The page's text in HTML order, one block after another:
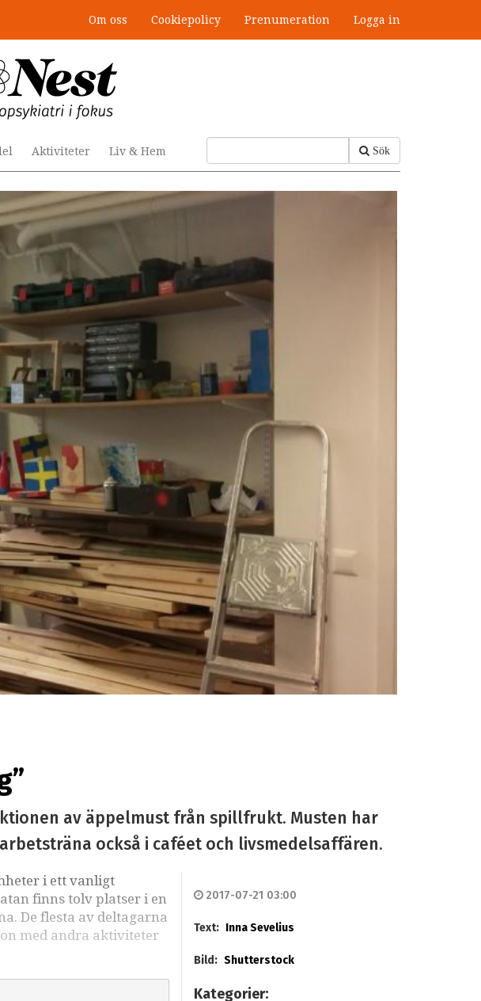
Om oss Cookiepolicy Prenumeration Logga in
Sök
Aktiviteter Liv & Hem
av äppelmust från spillfrukt. Musten har
också i caféet och livsmedelsaffären.
i ett vanligt
finns tolv platser i en
De flesta av deltagarna
med andra aktiviteter
2017-07-21 03:00
Text: Inna Sevelius
Bild: Shutterstock
Kategorier: